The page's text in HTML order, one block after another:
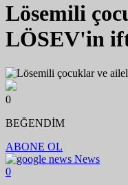
Lösemili
LÖSEV'in
0
BEĞENDİM
ABONE OL
News
0